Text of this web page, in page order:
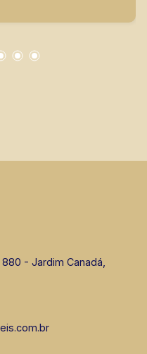
- Jardim Canadá,